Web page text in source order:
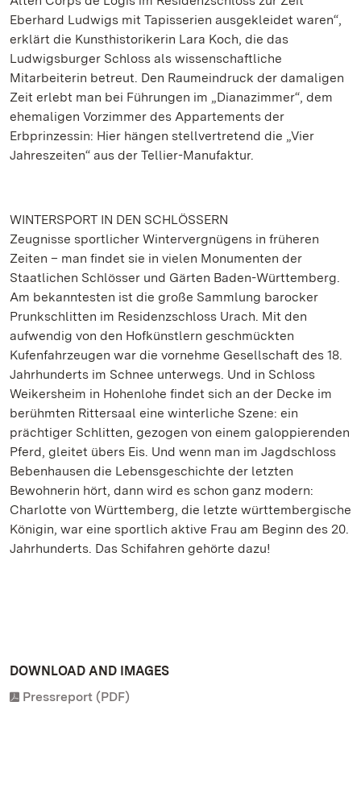
Eberhard Ludwigs mit Tapisserien ausgekleidet waren“,
erklärt die Kunsthistorikerin Lara Koch, die das
Ludwigsburger Schloss als wissenschaftliche
Mitarbeiterin betreut. Den Raumeindruck der damaligen
Zeit erlebt man bei Führungen im „Dianazimmer“, dem
ehemaligen Vorzimmer des Appartements der
Erbprinzessin: Hier hängen stellvertretend die „Vier
Jahreszeiten“ aus der Tellier-Manufaktur.
WINTERSPORT IN DEN SCHLÖSSERN
Zeugnisse sportlicher Wintervergnügens in früheren
Zeiten – man findet sie in vielen Monumenten der
Staatlichen Schlösser und Gärten Baden-Württemberg.
Am bekanntesten ist die große Sammlung barocker
Prunkschlitten im Residenzschloss Urach. Mit den
aufwendig von den Hofkünstlern geschmückten
Kufenfahrzeugen war die vornehme Gesellschaft des 18.
Jahrhunderts im Schnee unterwegs. Und in Schloss
Weikersheim in Hohenlohe findet sich an der Decke im
berühmten Rittersaal eine winterliche Szene: ein
prächtiger Schlitten, gezogen von einem galoppierenden
Pferd, gleitet übers Eis. Und wenn man im Jagdschloss
Bebenhausen die Lebensgeschichte der letzten
Bewohnerin hört, dann wird es schon ganz modern:
Charlotte von Württemberg, die letzte württembergische
Königin, war eine sportlich aktive Frau am Beginn des 20.
Jahrhunderts. Das Schifahren gehörte dazu!
DOWNLOAD AND IMAGES
Pressreport (PDF)